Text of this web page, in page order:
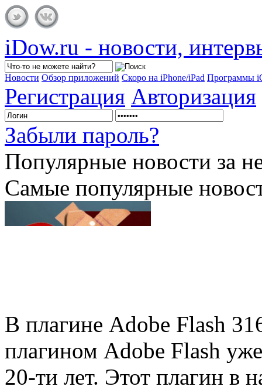
iDow.ru - новости,
Новости Обзор приложений Скоро на iPhone/iPad Программы
Регистрация Авторизация
Забыли пароль?
Популярные новости за
Самые популярные
В плагине Adobe Flash
плагином Adobe Flash
20-ти лет. Этот плагин в